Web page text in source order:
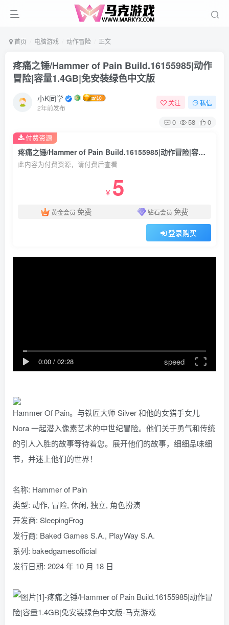
首页 电脑游戏 动作冒险 正文
疼痛之锤/Hammer of Pain Build.16155985|动作
冒险|容量1.4GB|免安装绿色中文版
小K同学
2年前发布
关注 私信
0 58 0
疼痛之锤/Hammer of Pain Build.16155985|动作冒险|容量1.4GB|免安装绿色中文版
此内容为付费资源，请付费后查看
￥ 5
黄金会员 免费 钻石会员 免费
登录购买
付费资源
0:00 / 02:28 speed
Hammer Of Pain。与铁匠大师 Silver 和他的女猎手女儿
Nora 一起潜入像素艺术的中世纪冒险。他们关于勇气和传统
的引人入胜的故事等待着您。展开他们的故事，细细品味细
节，并迷上他们的世界！
名称: Hammer of Pain
类型: 动作, 冒险, 休闲, 独立, 角色扮演
开发商: SleepingFrog
发行商: Baked Games S.A., PlayWay S.A.
系列: bakedgamesofficial
发行日期: 2024 年 10 月 18 日